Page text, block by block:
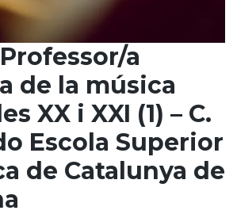
a
de la música
XX i XXI (1) – C.
Escola Superior
de Catalunya de